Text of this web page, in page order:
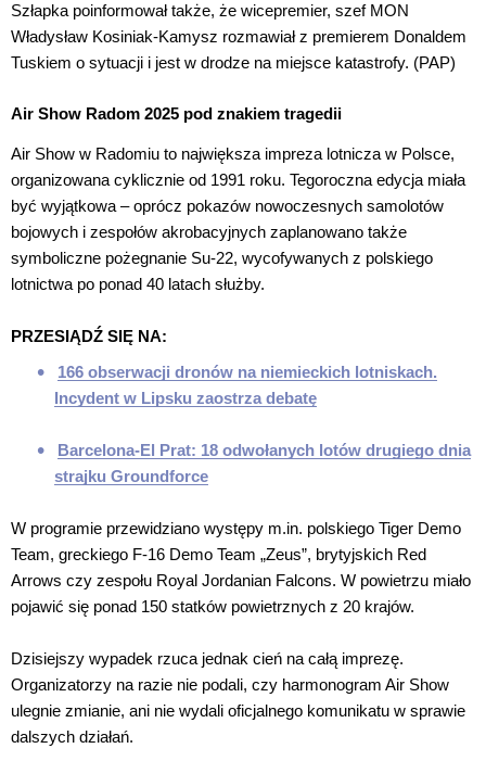
Szłapka poinformował także, że wicepremier, szef MON
Władysław Kosiniak-Kamysz rozmawiał z premierem Donaldem
Tuskiem o sytuacji i jest w drodze na miejsce katastrofy. (PAP)
Air Show Radom 2025 pod znakiem tragedii
Air Show w Radomiu to największa impreza lotnicza w Polsce,
organizowana cyklicznie od 1991 roku. Tegoroczna edycja miała
być wyjątkowa – oprócz pokazów nowoczesnych samolotów
bojowych i zespołów akrobacyjnych zaplanowano także
symboliczne pożegnanie Su-22, wycofywanych z polskiego
lotnictwa po ponad 40 latach służby.
PRZESIĄDŹ SIĘ NA:
166 obserwacji dronów na niemieckich lotniskach.
Incydent w Lipsku zaostrza debatę
Barcelona-El Prat: 18 odwołanych lotów drugiego dnia
strajku Groundforce
W programie przewidziano występy m.in. polskiego Tiger Demo
Team, greckiego F-16 Demo Team „Zeus”, brytyjskich Red
Arrows czy zespołu Royal Jordanian Falcons. W powietrzu miało
pojawić się ponad 150 statków powietrznych z 20 krajów.
Dzisiejszy wypadek rzuca jednak cień na całą imprezę.
Organizatorzy na razie nie podali, czy harmonogram Air Show
ulegnie zmianie, ani nie wydali oficjalnego komunikatu w sprawie
dalszych działań.